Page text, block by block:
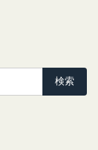
検索